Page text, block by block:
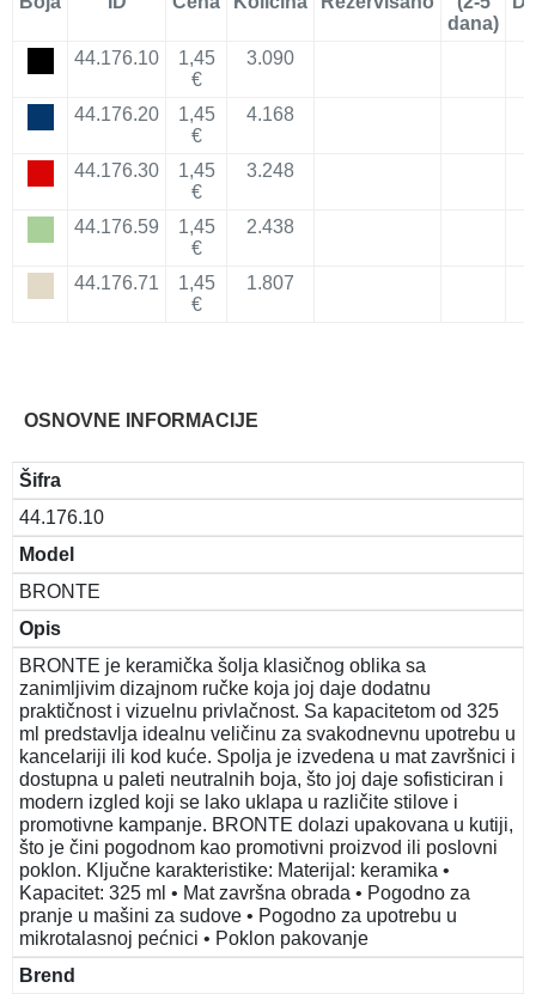
dana)
44.176.10
1,45
€
3.090
44.176.20
1,45
€
4.168
44.176.30
1,45
€
3.248
44.176.59
1,45
€
2.438
44.176.71
1,45
€
1.807
OSNOVNE INFORMACIJE
Šifra
44.176.10
Model
BRONTE
Opis
BRONTE je keramička šolja klasičnog oblika sa
zanimljivim dizajnom ručke koja joj daje dodatnu
praktičnost i vizuelnu privlačnost. Sa kapacitetom od 325
ml predstavlja idealnu veličinu za svakodnevnu upotrebu u
kancelariji ili kod kuće. Spolja je izvedena u mat završnici i
dostupna u paleti neutralnih boja, što joj daje sofisticiran i
modern izgled koji se lako uklapa u različite stilove i
promotivne kampanje. BRONTE dolazi upakovana u kutiji,
što je čini pogodnom kao promotivni proizvod ili poslovni
poklon. Ključne karakteristike: Materijal: keramika •
Kapacitet: 325 ml • Mat završna obrada • Pogodno za
pranje u mašini za sudove • Pogodno za upotrebu u
mikrotalasnoj pećnici • Poklon pakovanje
Brend